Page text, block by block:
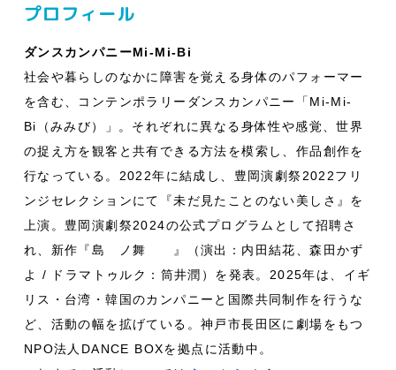
プロフィール
ダンスカンパニーMi-Mi-Bi
社会や暮らしのなかに障害を覚える身体のパフォーマー
を含む、コンテンポラリーダンスカンパニー「Mi-Mi-
Bi（みみび）」。それぞれに異なる身体性や感覚、世界
の捉え方を観客と共有できる方法を模索し、作品創作を
行なっている。2022年に結成し、豊岡演劇祭2022フリ
ンジセレクションにて『未だ見たことのない美しさ』を
上演。豊岡演劇祭2024の公式プログラムとして招聘さ
れ、新作『島ゞノ舞ゝゝ』（演出：内田結花、森田かず
よ / ドラマトゥルク：筒井潤）を発表。2025年は、イギ
リス・台湾・韓国のカンパニーと国際共同制作を行うな
ど、活動の幅を拡げている。神戸市長田区に劇場をもつ
NPO法人DANCE BOXを拠点に活動中。